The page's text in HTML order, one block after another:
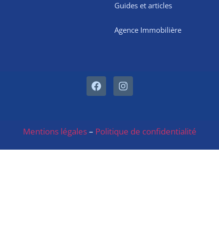
Guides et articles
Agence Immobilière
Mentions légales– Politique de confidentialité